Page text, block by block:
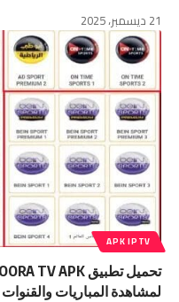
21 ديسمبر، 2025
APK IPTV
لمشاهدة المباريات والقنوات